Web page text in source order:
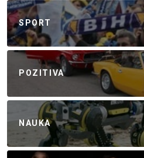
SPORT
POZITIVA
NAUKA